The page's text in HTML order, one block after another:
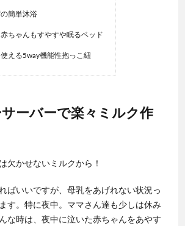
簡単沐浴
ちゃんもすやすや眠るベッド
える5way機能性抱っこ紐
ーバーで楽々ミルク作
欠かせないミルクから！
ばいいですが、母乳をあげれない状況っ
す。特に夜中。ママさん達も少しは休み
な時は、夜中に泣いた赤ちゃんをあやす